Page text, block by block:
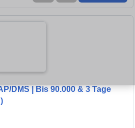
DMS | Bis 90.000 & 3 Tage